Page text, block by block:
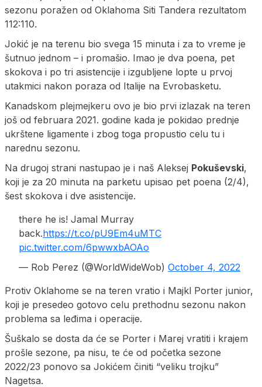
sezonu poražen od Oklahoma Siti Tandera rezultatom
112:110.
Jokić je na terenu bio svega 15 minuta i za to vreme je
šutnuo jednom – i promašio. Imao je dva poena, pet
skokova i po tri asistencije i izgubljene lopte u prvoj
utakmici nakon poraza od Italije na Evrobasketu.
Kanadskom plejmejkeru ovo je bio prvi izlazak na teren
još od februara 2021. godine kada je pokidao prednje
ukrštene ligamente i zbog toga propustio celu tu i
narednu sezonu.
Na drugoj strani nastupao je i naš Aleksej Pokuševski,
koji je za 20 minuta na parketu upisao pet poena (2/4),
šest skokova i dve asistencije.
there he is! Jamal Murray
back.https://t.co/pU9Em4uMTC
pic.twitter.com/6pwwxbAOAo
— Rob Perez (@WorldWideWob) October 4, 2022
Protiv Oklahome se na teren vratio i Majkl Porter junior,
koji je presedeo gotovo celu prethodnu sezonu nakon
problema sa leđima i operacije.
Šuškalo se dosta da će se Porter i Marej vratiti i krajem
prošle sezone, pa nisu, te će od početka sezone
2022/23 ponovo sa Jokićem činiti “veliku trojku”
Nagetsa.